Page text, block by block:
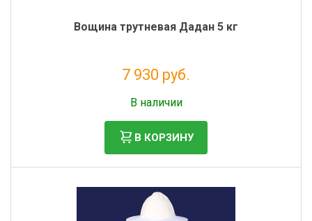
Вощина трутневая Дадан 5 кг
7 930 руб.
В наличии
В КОРЗИНУ